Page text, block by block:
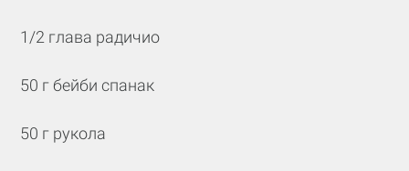
1/2 глава радичио
50 г бейби спанак
50 г рукола